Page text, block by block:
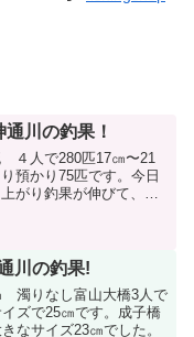
川の釣果！
４人で280匹17㎝〜21
預かり75匹です。今日
がり釣果が伸びて、鮎
川の釣果!
りなし富山大橋3人で
ズで25㎝です。成子橋
なサイズ23㎝でした。